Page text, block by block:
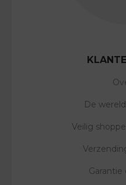
De
Veilig